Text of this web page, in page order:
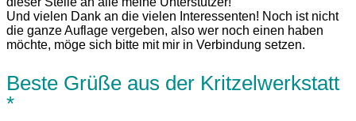
Und vielen Dank an die vielen Interessenten! Noch ist nicht
die ganze Auflage vergeben, also wer noch einen haben
möchte, möge sich bitte mit mir in Verbindung setzen.
Beste Grüße aus der Kritzelwerkstatt
*